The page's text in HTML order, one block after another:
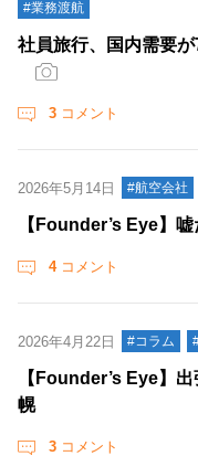
#業務渡航
社員旅行、国内需要
3 コメント
2026年5月14日 #航空会社
【Founder’s Eye】嘘
4コメント
2026年4月22日 #コラム
【Founder’s Eye】
幌
3 コメント